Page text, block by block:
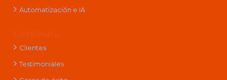
Automatización e IA
EXPERIENCIA
Clientes
Testimoniales